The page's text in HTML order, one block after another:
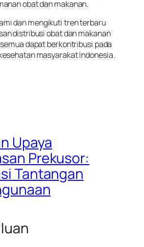
obat dan makanan.
dan mengikuti tren terbaru
distribusi obat dan makanan
dapat berkontribusi pada
masyarakat Indonesia.
Upaya
Prekusor:
Tantangan